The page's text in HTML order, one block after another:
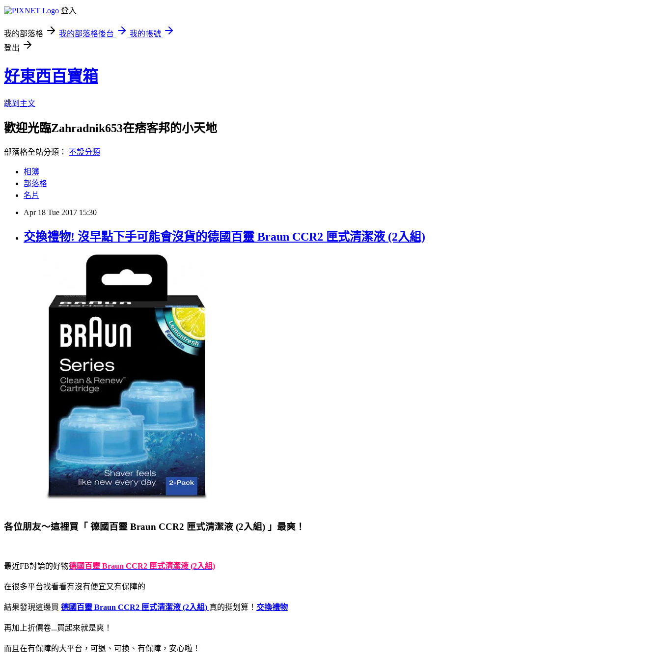
登入
我的部落格 我的部落格後台
我的帳號
登出
好東西百寶箱
跳到主文
歡迎光臨Zahradnik653在痞客邦的小天地
部落格全站分類： 不設分類
相簿
部落格
名片
Apr 18 Tue 2017 15:30
交換禮物! 沒早點下手可能會沒貨的德國百靈 Braun CCR2 匣式清潔液 (2入組)
各位朋友～這裡買「 德國百靈 Braun CCR2 匣式清潔液 (2入組) 」最爽！
最近FB討論的好物德國百靈 Braun CCR2 匣式清潔液 (2入組)
在很多平台找看看有沒有便宜又有保障的
結果發現這邊買 德國百靈 Braun CCR2 匣式清潔液 (2入組) 真的挺划算！ 交換禮物
再加上折價卷...買起來就是爽！
而且在有保障的大平台，可退、可換、有保障，安心啦！